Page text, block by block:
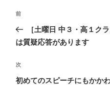
投
ナ
ビ
ゲ
ー
過
去
の
稿
前
［土曜日 中３・高１ク
は質疑応答があります
次
の
次
初めてのスピーチにもかか